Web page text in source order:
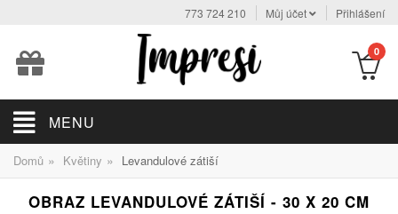
773 724 210 Můj účet Přihlášení
0
MENU
Domů » Květiny » Levandulové zátiší
OBRAZ LEVANDULOVÉ ZÁTIŠÍ - 30 X 20 CM